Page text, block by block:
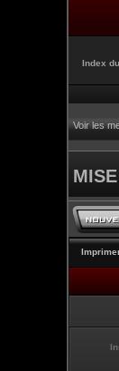
Index
Voir les